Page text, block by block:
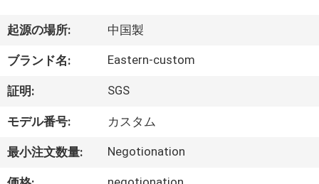
ダ
ク
ト
私
起源の場所: 中国製
ブランド名: Eastern-custom
証明: SGS
モデル番号: カスタム
最小注文数量: Negotionation